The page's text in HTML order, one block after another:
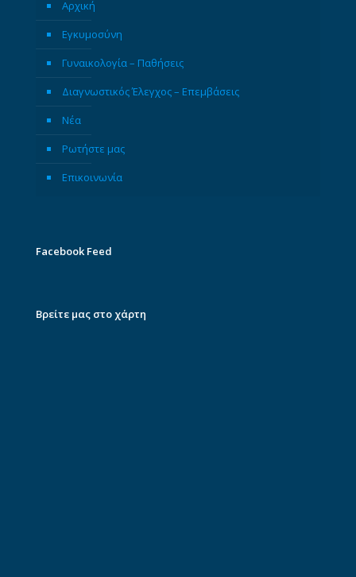
Αρχική
Εγκυμοσύνη
Γυναικολογία – Παθήσεις
Διαγνωστικός Έλεγχος – Επεμβάσεις
Νέα
Ρωτήστε μας
Επικοινωνία
Facebook Feed
Βρείτε μας στο χάρτη